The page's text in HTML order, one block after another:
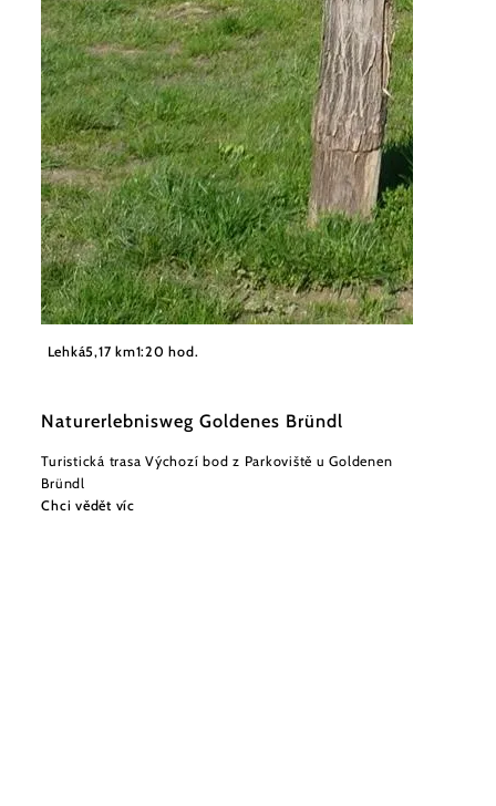
Leaderregion Weinviertel Donauraum
Lehká5,17 km1:20 hod.
Naturerlebnisweg Goldenes Bründl
Turistická trasa Výchozí bod z Parkoviště u Goldenen
Bründl
Chci vědět víc